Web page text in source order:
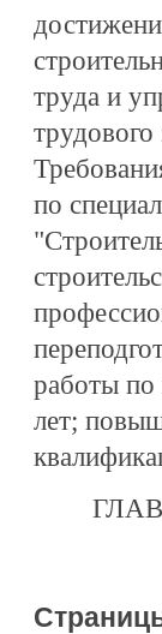
труда и
трудового
по
работы по
лет;